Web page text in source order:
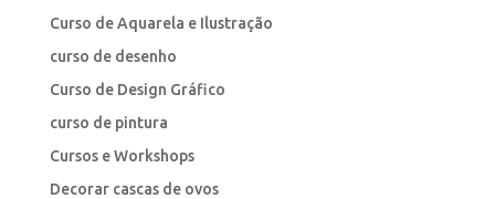
Curso de Aquarela e Ilustração
curso de desenho
Curso de Design Gráfico
curso de pintura
Cursos e Workshops
Decorar cascas de ovos